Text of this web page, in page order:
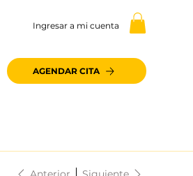
Ingresar a mi cuenta
AGENDAR CITA